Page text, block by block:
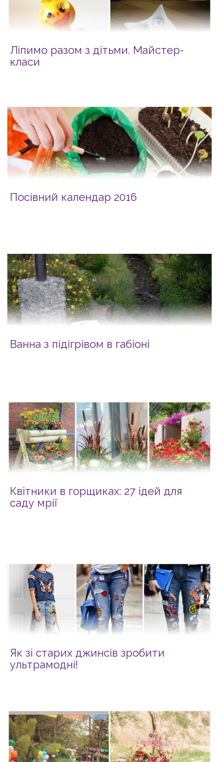
Ліпимо разом з дітьми. Майстер-
класи
Посівний календар 2016
Ванна з підігрівом в габіоні
Квітники в горщиках: 27 ідей для
саду мрії
Як зі старих джинсів зробити
ультрамодні!